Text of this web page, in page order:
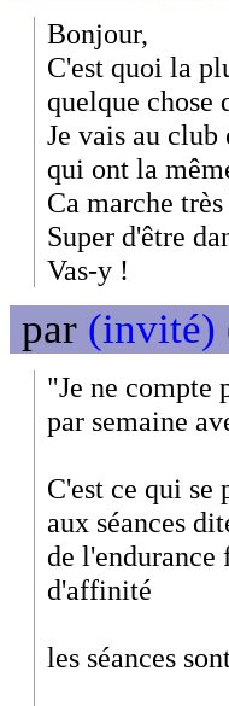
Bonjour,
C'est quoi la
quelque chose
Je vais au
qui ont la
Ca marche
Super d'être
Vas-y !
par (invité)
"Je ne compte
par semaine
C'est ce qui se
aux séances
de l'endurance
d'affinité
les séances